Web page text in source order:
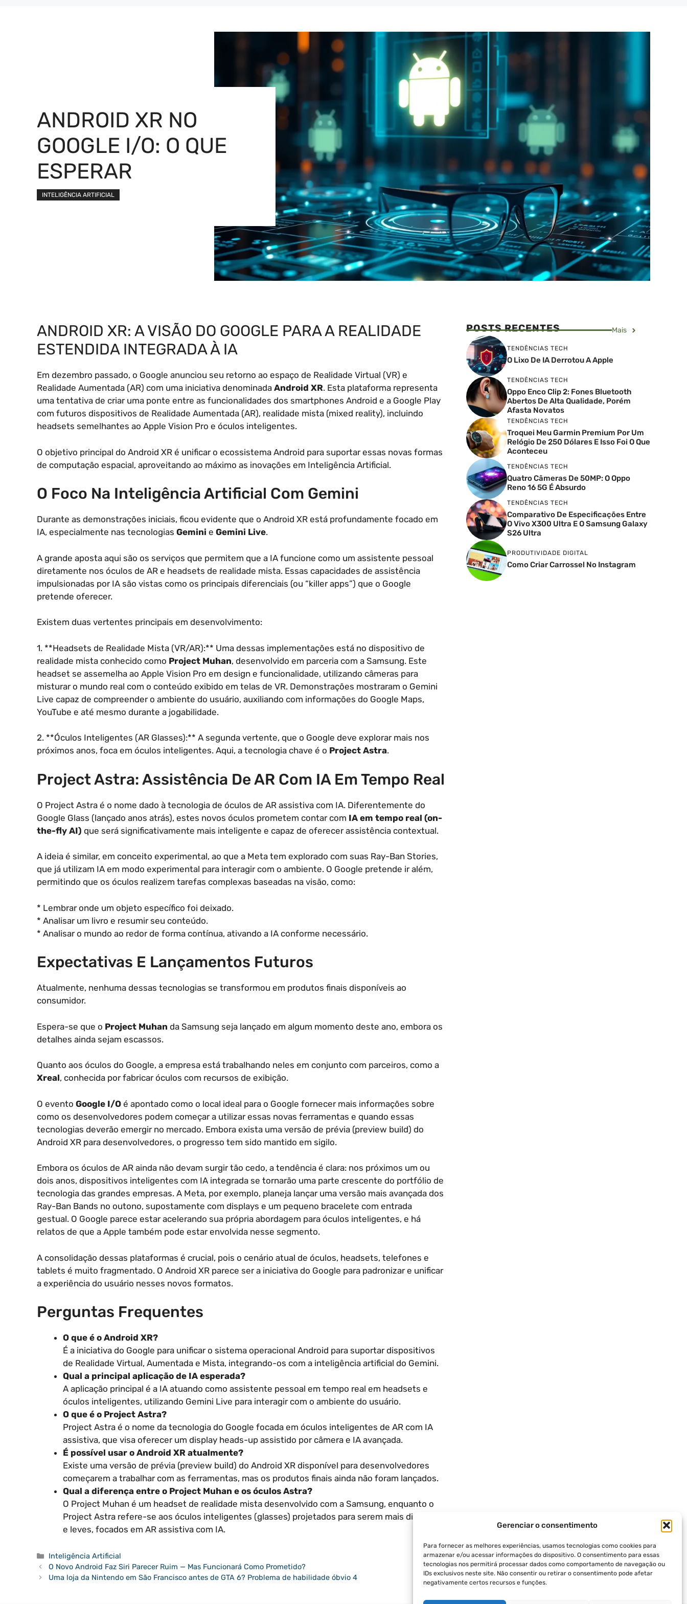
Gerenciar o consentimento
Para fornecer as melhores experiências, usamos tecnologias como cookies para
armazenar e/ou acessar informações do dispositivo. O consentimento para essas
tecnologias nos permitirá processar dados como comportamento de navegação ou
IDs exclusivos neste site. Não consentir ou retirar o consentimento pode afetar
negativamente certos recursos e funções.
ANDROID XR NO
GOOGLE I/O: O QUE
ESPERAR
INTELIGÊNCIA ARTIFICIAL
ANDROID XR: A VISÃO DO GOOGLE PARA A REALIDADE
ESTENDIDA INTEGRADA À IA
Em dezembro passado, o Google anunciou seu retorno ao espaço de Realidade Virtual (VR) e
Realidade Aumentada (AR) com uma iniciativa denominada Android XR. Esta plataforma representa
uma tentativa de criar uma ponte entre as funcionalidades dos smartphones Android e a Google Play
com futuros dispositivos de Realidade Aumentada (AR), realidade mista (mixed reality), incluindo
headsets semelhantes ao Apple Vision Pro e óculos inteligentes.
O objetivo principal do Android XR é unificar o ecossistema Android para suportar essas novas formas
de computação espacial, aproveitando ao máximo as inovações em Inteligência Artificial.
O Foco Na Inteligência Artificial Com Gemini
Durante as demonstrações iniciais, ficou evidente que o Android XR está profundamente focado em
IA, especialmente nas tecnologias Gemini e Gemini Live.
A grande aposta aqui são os serviços que permitem que a IA funcione como um assistente pessoal
diretamente nos óculos de AR e headsets de realidade mista. Essas capacidades de assistência
impulsionadas por IA são vistas como os principais diferenciais (ou “killer apps”) que o Google
pretende oferecer.
Existem duas vertentes principais em desenvolvimento:
1. **Headsets de Realidade Mista (VR/AR):** Uma dessas implementações está no dispositivo de
realidade mista conhecido como Project Muhan, desenvolvido em parceria com a Samsung. Este
headset se assemelha ao Apple Vision Pro em design e funcionalidade, utilizando câmeras para
misturar o mundo real com o conteúdo exibido em telas de VR. Demonstrações mostraram o Gemini
Live capaz de compreender o ambiente do usuário, auxiliando com informações do Google Maps,
YouTube e até mesmo durante a jogabilidade.
2. **Óculos Inteligentes (AR Glasses):** A segunda vertente, que o Google deve explorar mais nos
próximos anos, foca em óculos inteligentes. Aqui, a tecnologia chave é o Project Astra.
Project Astra: Assistência De AR Com IA Em Tempo Real
O Project Astra é o nome dado à tecnologia de óculos de AR assistiva com IA. Diferentemente do
Google Glass (lançado anos atrás), estes novos óculos prometem contar com IA em tempo real (on-
the-fly AI) que será significativamente mais inteligente e capaz de oferecer assistência contextual.
A ideia é similar, em conceito experimental, ao que a Meta tem explorado com suas Ray-Ban Stories,
que já utilizam IA em modo experimental para interagir com o ambiente. O Google pretende ir além,
permitindo que os óculos realizem tarefas complexas baseadas na visão, como:
* Lembrar onde um objeto específico foi deixado.
* Analisar um livro e resumir seu conteúdo.
* Analisar o mundo ao redor de forma contínua, ativando a IA conforme necessário.
Expectativas E Lançamentos Futuros
Atualmente, nenhuma dessas tecnologias se transformou em produtos finais disponíveis ao
consumidor.
Espera-se que o Project Muhan da Samsung seja lançado em algum momento deste ano, embora os
detalhes ainda sejam escassos.
Quanto aos óculos do Google, a empresa está trabalhando neles em conjunto com parceiros, como a
Xreal, conhecida por fabricar óculos com recursos de exibição.
O evento Google I/O é apontado como o local ideal para o Google fornecer mais informações sobre
como os desenvolvedores podem começar a utilizar essas novas ferramentas e quando essas
tecnologias deverão emergir no mercado. Embora exista uma versão de prévia (preview build) do
Android XR para desenvolvedores, o progresso tem sido mantido em sigilo.
Embora os óculos de AR ainda não devam surgir tão cedo, a tendência é clara: nos próximos um ou
dois anos, dispositivos inteligentes com IA integrada se tornarão uma parte crescente do portfólio de
tecnologia das grandes empresas. A Meta, por exemplo, planeja lançar uma versão mais avançada dos
Ray-Ban Bands no outono, supostamente com displays e um pequeno bracelete com entrada
gestual. O Google parece estar acelerando sua própria abordagem para óculos inteligentes, e há
relatos de que a Apple também pode estar envolvida nesse segmento.
A consolidação dessas plataformas é crucial, pois o cenário atual de óculos, headsets, telefones e
tablets é muito fragmentado. O Android XR parece ser a iniciativa do Google para padronizar e unificar
a experiência do usuário nesses novos formatos.
Perguntas Frequentes
O que é o Android XR?
É a iniciativa do Google para unificar o sistema operacional Android para suportar dispositivos
de Realidade Virtual, Aumentada e Mista, integrando-os com a inteligência artificial do Gemini.
Qual a principal aplicação de IA esperada?
A aplicação principal é a IA atuando como assistente pessoal em tempo real em headsets e
óculos inteligentes, utilizando Gemini Live para interagir com o ambiente do usuário.
O que é o Project Astra?
Project Astra é o nome da tecnologia do Google focada em óculos inteligentes de AR com IA
assistiva, que visa oferecer um display heads-up assistido por câmera e IA avançada.
É possível usar o Android XR atualmente?
Existe uma versão de prévia (preview build) do Android XR disponível para desenvolvedores
começarem a trabalhar com as ferramentas, mas os produtos finais ainda não foram lançados.
Qual a diferença entre o Project Muhan e os óculos Astra?
O Project Muhan é um headset de realidade mista desenvolvido com a Samsung, enquanto o
Project Astra refere-se aos óculos inteligentes (glasses) projetados para serem mais discretos
e leves, focados em AR assistiva com IA.
Categorias
Inteligência Artificial
O Novo Android Faz Siri Parecer Ruim — Mas Funcionará Como Prometido?
Uma loja da Nintendo em São Francisco antes de GTA 6? Problema de habilidade óbvio 4
POSTS RECENTES Mais
TENDÊNCIAS TECH
O Lixo De IA Derrotou A Apple
TENDÊNCIAS TECH
Oppo Enco Clip 2: Fones Bluetooth
Abertos De Alta Qualidade, Porém
Afasta Novatos
TENDÊNCIAS TECH
Troquei Meu Garmin Premium Por Um
Relógio De 250 Dólares E Isso Foi O Que
Aconteceu
TENDÊNCIAS TECH
Quatro Câmeras De 50MP: O Oppo
Reno 16 5G É Absurdo
TENDÊNCIAS TECH
Comparativo De Especificações Entre
O Vivo X300 Ultra E O Samsung Galaxy
S26 Ultra
PRODUTIVIDADE DIGITAL
Como Criar Carrossel No Instagram